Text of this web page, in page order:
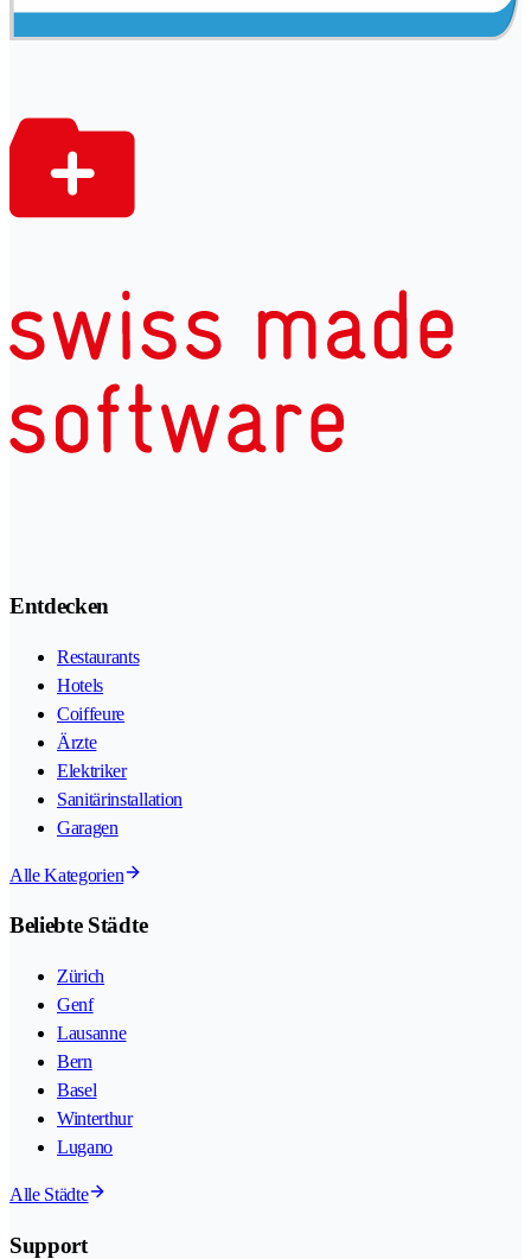
Entdecken
Restaurants
Hotels
Coiffeure
Ärzte
Elektriker
Sanitärinstallation
Garagen
Alle Kategorien
Beliebte Städte
Zürich
Genf
Lausanne
Bern
Basel
Winterthur
Lugano
Alle Städte
Support